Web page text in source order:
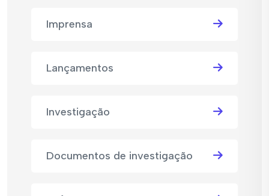
Imprensa
Lançamentos
Investigação
Documentos de investigação